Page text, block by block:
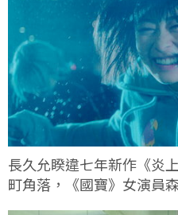
長久允睽違七年新作《炎
町角落，《國寶》女演員